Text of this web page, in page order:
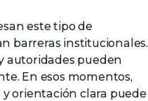
este tipo de
barreras institucionales.
autoridades pueden
En esos momentos,
orientación clara puede